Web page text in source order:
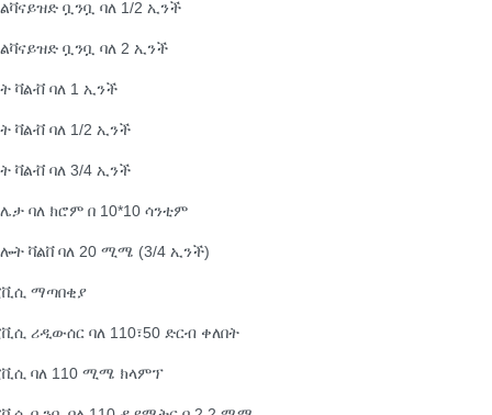
ቧንቧ ባለ 1/2 ኢንች
ቧንቧ ባለ 2 ኢንች
ቫልቭ ባለ 1 ኢንች
ቫልቭ ባለ 1/2 ኢንች
ቫልቭ ባለ 3/4 ኢንች
ባለ ክሮም በ 10*10 ሳንቲም
ቫልቨ ባለ 20 ሚሜ (3/4 ኢንች)
ማጣበቂያ
ሪዲውሰር ባለ 110፣50 ድርብ ቀለበት
ባለ 110 ሚሜ ክላምፕ